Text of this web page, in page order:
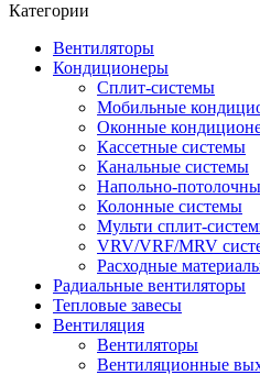
Категории
Вентиляторы
Кондиционеры
Сплит-системы
Мобильные
Оконные
Кассетные системы
Канальные системы
Напольно-
Колонные системы
Мульти сплит-
VRV/VRF/MRV
Расходные
Радиальные вентиляторы
Тепловые завесы
Вентиляция
Вентиляторы
Вентиляционные